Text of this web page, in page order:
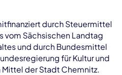
durch Steuermittel
vom Sächsischen Landtag
und durch Bundesmittel
für Kultur und
der Stadt Chemnitz.